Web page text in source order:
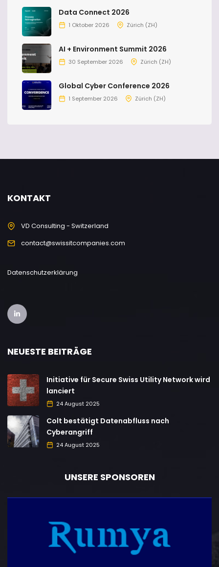
Data Connect 2026
1 Oktober 2026 Zürich (ZH)
AI + Environment Summit 2026
30 September 2026 Zürich (ZH)
Global Cyber Conference 2026
1 September 2026 Zürich (ZH)
KONTAKT
VD Consulting - Switzerland
contact@swissitcompanies.com
Datenschutzerklärung
NEUESTE BEITRÄGE
Initiative für Secure Swiss Utility Network wird
lanciert
24 August 2025
Colt bestätigt Datenabfluss nach
Cyberangriff
24 August 2025
UNSERE SPONSOREN